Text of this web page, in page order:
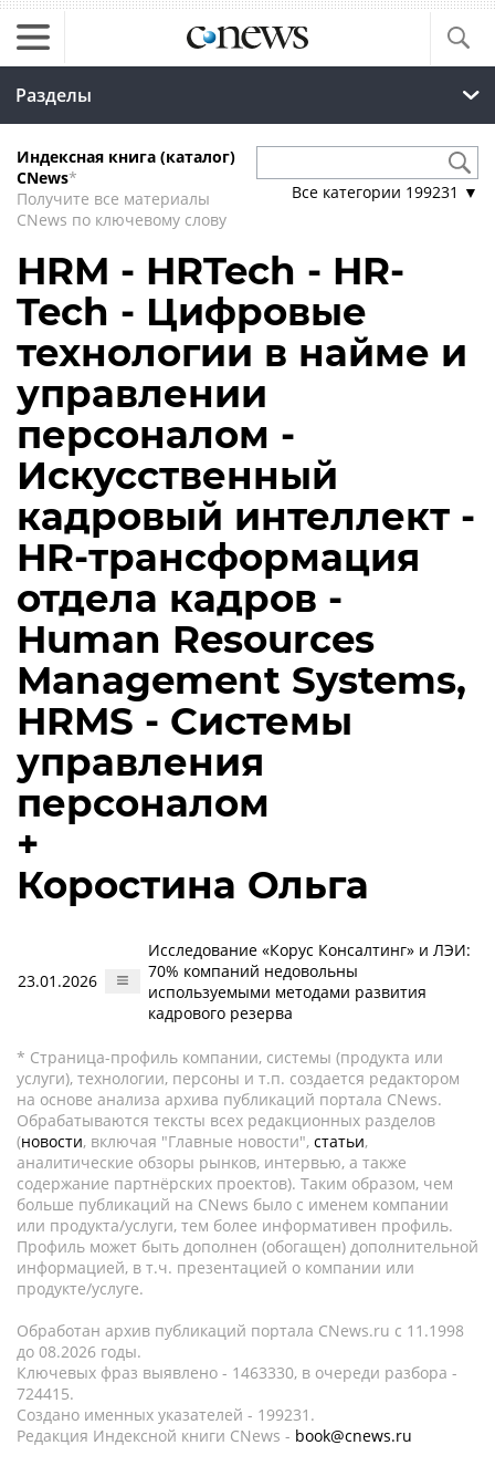
Разделы
Индексная книга (каталог)
CNews*
Получите все материалы
CNews по ключевому слову
Все категории 199231 ▼
HRM - HRTech - HR-
Tech - Цифровые
технологии в найме и
управлении
персоналом -
Искусственный
кадровый интеллект -
HR-трансформация
отдела кадров -
Human Resources
Management Systems,
HRMS - Системы
управления
персоналом
+
Коростина Ольга
23.01.2026
Исследование «Корус Консалтинг» и ЛЭИ:
70% компаний недовольны
используемыми методами развития
кадрового резерва
* Страница-профиль компании, системы (продукта или
услуги), технологии, персоны и т.п. создается редактором
на основе анализа архива публикаций портала CNews.
Обрабатываются тексты всех редакционных разделов
(новости, включая "Главные новости", статьи,
аналитические обзоры рынков, интервью, а также
содержание партнёрских проектов). Таким образом, чем
больше публикаций на CNews было с именем компании
или продукта/услуги, тем более информативен профиль.
Профиль может быть дополнен (обогащен) дополнительной
информацией, в т.ч. презентацией о компании или
продукте/услуге.
Обработан архив публикаций портала CNews.ru c 11.1998
до 08.2026 годы.
Ключевых фраз выявлено - 1463330, в очереди разбора -
724415.
Создано именных указателей - 199231.
Редакция Индексной книги CNews - book@cnews.ru